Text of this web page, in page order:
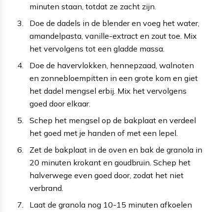
minuten staan, totdat ze zacht zijn.
Doe de dadels in de blender en voeg het water,
amandelpasta, vanille-extract en zout toe. Mix
het vervolgens tot een gladde massa.
Doe de havervlokken, hennepzaad, walnoten
en zonnebloempitten in een grote kom en giet
het dadel mengsel erbij. Mix het vervolgens
goed door elkaar.
Schep het mengsel op de bakplaat en verdeel
het goed met je handen of met een lepel.
Zet de bakplaat in de oven en bak de granola in
20 minuten krokant en goudbruin. Schep het
halverwege even goed door, zodat het niet
verbrand.
Laat de granola nog 10-15 minuten afkoelen